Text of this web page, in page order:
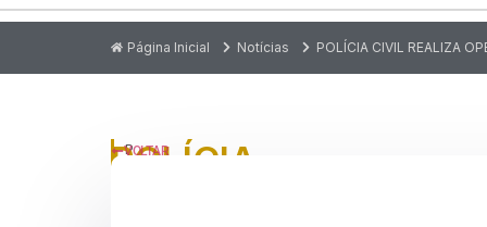
Página Inicial Notícias POLÍCIA CIVIL REALIZA
P
POLÍCIA
VOLTAR